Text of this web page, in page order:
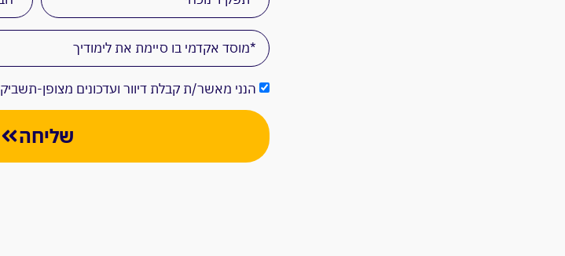
הנני מאשר/ת קבלת דיוור ועדכונים מצופן-תשביק
שליחה